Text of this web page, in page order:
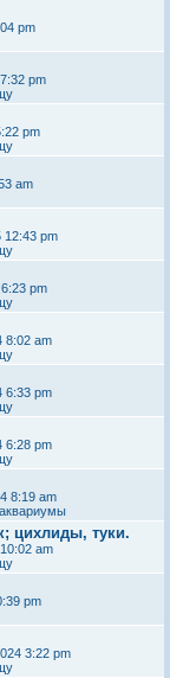
pm
pm
pm
am
12:43 pm
pm
8:02 am
6:33 pm
6:28 pm
8:19 am
цихлиды, туки.
am
pm
3:22 pm